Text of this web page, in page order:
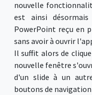
nouvelle
est ainsi
PowerPoint reçu en
sans avoir à ouvrir
Il suffit alors de
nouvelle fenêtre
d'un slide à un
boutons de